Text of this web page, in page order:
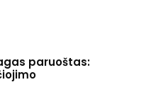
paruoštas: